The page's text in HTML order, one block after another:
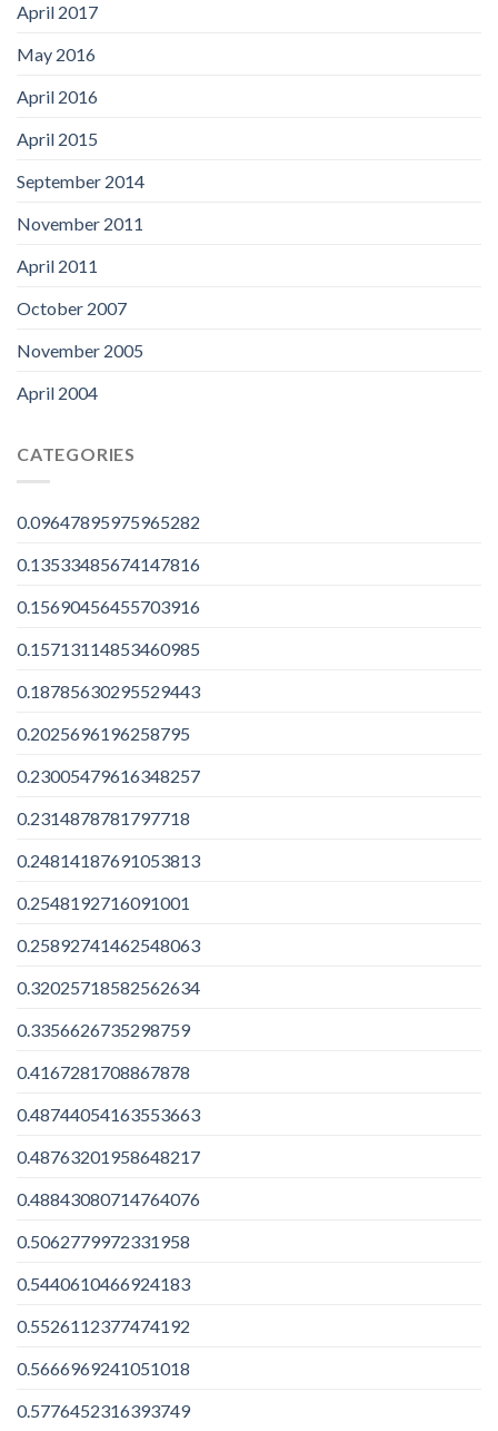
April 2017
May 2016
April 2016
April 2015
September 2014
November 2011
April 2011
October 2007
November 2005
April 2004
CATEGORIES
0.09647895975965282
0.13533485674147816
0.15690456455703916
0.15713114853460985
0.18785630295529443
0.2025696196258795
0.23005479616348257
0.2314878781797718
0.24814187691053813
0.2548192716091001
0.25892741462548063
0.32025718582562634
0.3356626735298759
0.4167281708867878
0.48744054163553663
0.48763201958648217
0.48843080714764076
0.5062779972331958
0.5440610466924183
0.5526112377474192
0.5666969241051018
0.5776452316393749